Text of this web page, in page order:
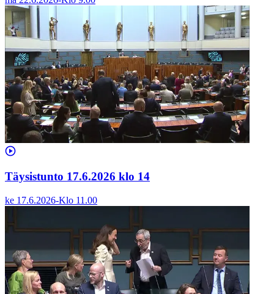
Täysistunto 17.6.2026 klo 14
ke 17.6.2026-Klo 11.00